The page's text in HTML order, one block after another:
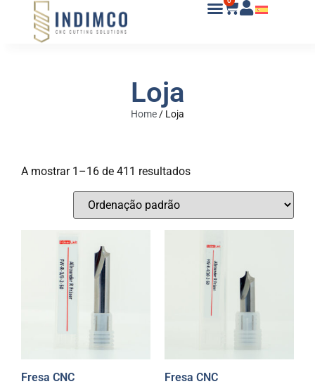
Loja
Home / Loja
A mostrar 1–16 de 411 resultados
Fresa CNC Fresa CNC